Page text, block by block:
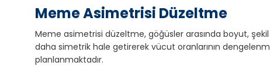
Meme Asimetrisi Düzeltme
Meme asimetrisi düzeltme, göğüsler arasında boyut,
daha simetrik hale getirerek vücut oranlarının
planlanmaktadır.